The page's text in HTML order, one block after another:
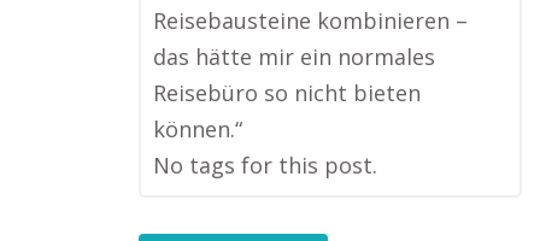
Reisebausteine kombinieren –
das hätte mir ein normales
Reisebüro so nicht bieten
können.“
No tags for this post.